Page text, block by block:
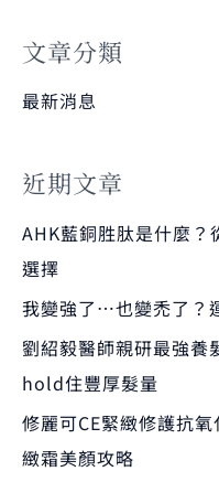
文章分類
最新消息
近期文章
AHK藍銅胜肽是什麼？
選擇
我變強了…也變禿了？
劉紹毅醫師親研最強養
hold住豐厚髮量
修麗可CE緊緻修護抗
緻霜美顏攻略